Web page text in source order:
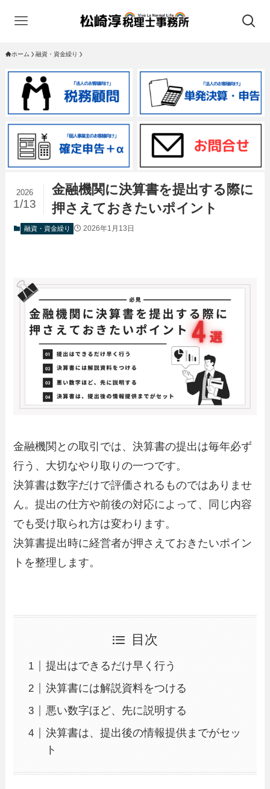
ホーム 融資・資金繰り
金融機関に決算書を提出する際に
押さえておきたいポイント
2026
1/13
融資・資金繰り 2026年1月13日
金融機関との取引では、決算書の提出は毎年必ず
行う、大切なやり取りの一つです。
決算書は数字だけで評価されるものではありませ
ん。提出の仕方や前後の対応によって、同じ内容
でも受け取られ方は変わります。
決算書提出時に経営者が押さえておきたいポイン
トを整理します。
目次
提出はできるだけ早く行う
決算書には解説資料をつける
悪い数字ほど、先に説明する
決算書は、提出後の情報提供までがセッ
ト